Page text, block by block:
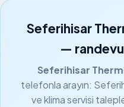
Seferihisar
—
Seferihisar
telefonla arayın:
ve klima servisi